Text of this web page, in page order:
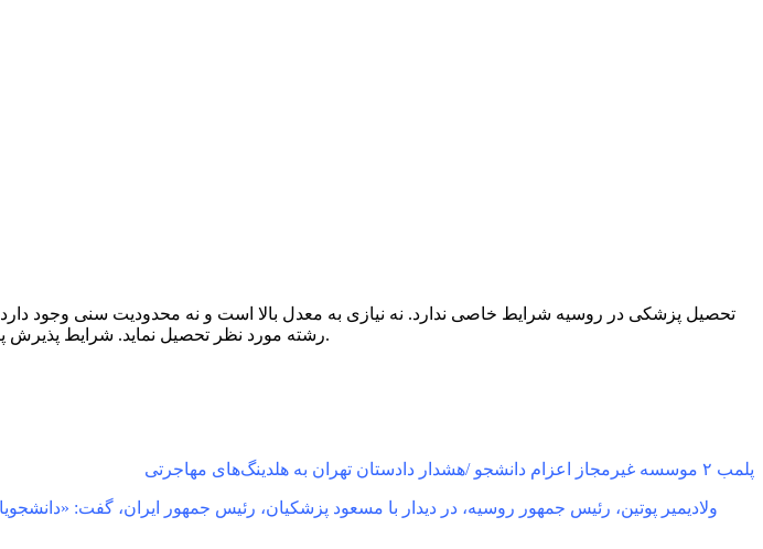
تحصیل پزشکی در روسیه شرایط خاصی ندارد. نه نیازی به معدل بالا است و نه محدودیت سنی وجود
رشته مورد نظر تحصیل نماید. شرایط پذیرش پزشکی روسیه در همه شهرها و دانشگاه ها یکسان است. اما امتحان ورودی هر دانشگاه متفاوت است.
پلمب ۲ موسسه غیرمجاز اعزام دانشجو /هشدار دادستان تهران به هلدینگ‌های مهاجرتی
ولادیمیر پوتین، رئیس جمهور روسیه، در دیدار با مسعود پزشکیان، رئیس جمهور ایران، گفت: